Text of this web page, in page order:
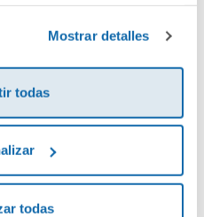
Mostrar detalles
todas
todas